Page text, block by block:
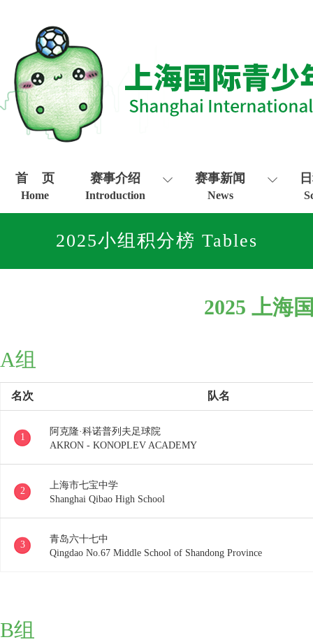
首 页
Home
赛事介绍
Introduction
赛事新闻
News
2025小组积分榜 Tables
2025 上海
A组
名次 队名
1
阿克隆·科诺普列夫足球院
AKRON - KONOPLEV ACADEMY
2
上海市七宝中学
Shanghai Qibao High School
3
青岛六十七中
Qingdao No.67 Middle School of Shandong Province
B组